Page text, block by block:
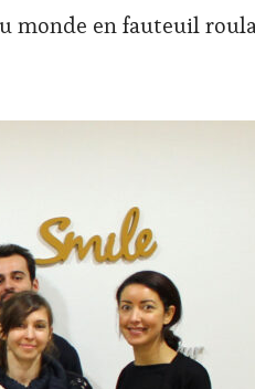
monde en fauteuil